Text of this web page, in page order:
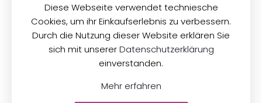
Datenschutz
Zeilinger Stoffe . Alle Rechte vorbehalten.
Diese Webseite verwendet techniesche
Cookies, um ihr Einkaufserlebnis zu verbessern.
Durch die Nutzung dieser Website erklären Sie
sich mit unsererDatenschutzerklärung
einverstanden.
Mehr erfahren